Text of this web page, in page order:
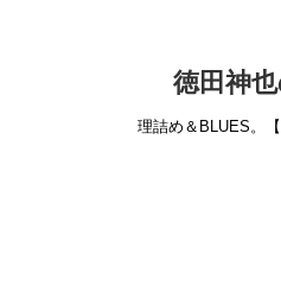
徳田神
理詰め＆BLUES。【